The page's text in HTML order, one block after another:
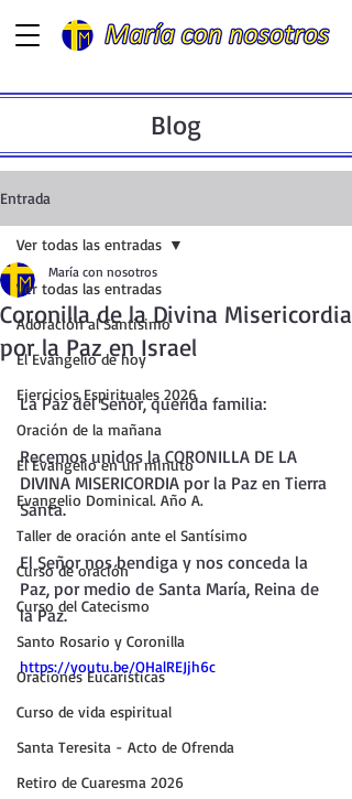
Blog
Entrada
Ver todas las entradas
Adoración al Santísimo
El Evangelio de hoy
Ejercicios Espirituales 2026
Oración de la mañana
El Evangelio en un minuto
Evangelio Dominical. Año A.
Taller de oración ante el Santísimo
Curso de oración
Curso del Catecismo
Santo Rosario y Coronilla
Oraciones Eucarísticas
Curso de vida espiritual
Santa Teresita - Acto de Ofrenda
Retiro de Cuaresma 2026
Ver todas las entradas
Coronilla de la Divina Misericordia
por la Paz en Israel
María con nosotros
La Paz del Señor, querida familia:
Recemos unidos la CORONILLA DE LA
DIVINA MISERICORDIA por la Paz en Tierra
Santa.
El Señor nos bendiga y nos conceda la
Paz, por medio de Santa María, Reina de
la Paz.
https://youtu.be/OHalREJjh6c